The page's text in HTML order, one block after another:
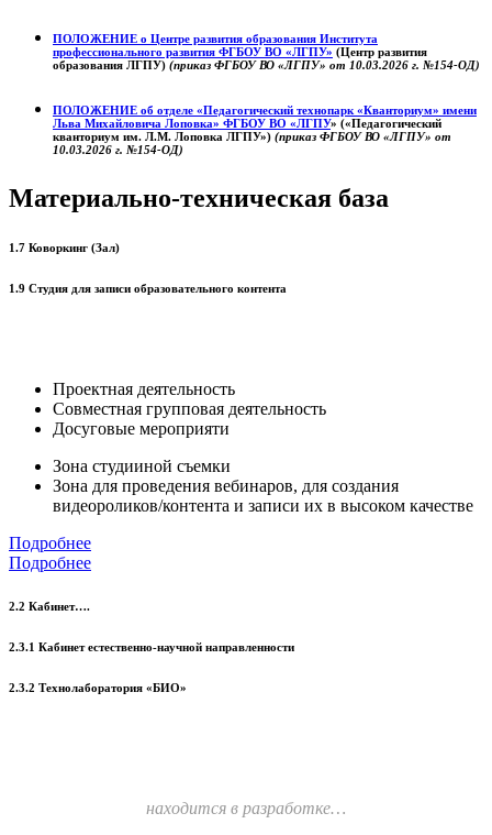
ПОЛОЖЕНИЕ о Центре развития образования Института
профессионального развития ФГБОУ ВО «ЛГПУ» (Центр развития
образования ЛГПУ) (приказ ФГБОУ ВО «ЛГПУ» от 10.03.2026 г. №154-ОД)
ПОЛОЖЕНИЕ об отделе «Педагогический технопарк «Кванториум» имени
Льва Михайловича Лоповка» ФГБОУ ВО «ЛГПУ» («Педагогический
кванториум им. Л.М. Лоповка ЛГПУ») (приказ ФГБОУ ВО «ЛГПУ» от
10.03.2026 г. №154-ОД)
Материально-техническая база
1.7 Коворкинг (Зал)
1.9 Студия для записи образовательного контента
Проектная деятельность
Совместная групповая деятельность
Досуговые мероприяти
Зона студииной съемки
Зона для проведения вебинаров, для создания
видеороликов/контента и записи их в высоком качестве
Подробнее
Подробнее
2.2 Кабинет….
2.3.1 Кабинет естественно-научной направленности
2.3.2 Технолаборатория «БИО»
находится в разработке…